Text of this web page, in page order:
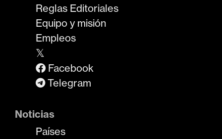
Reglas Editoriales
Equipo y misión
Empleos
𝕏
Facebook
Telegram
Noticias
Países